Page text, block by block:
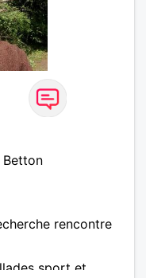
Betton
rencontre
sport et